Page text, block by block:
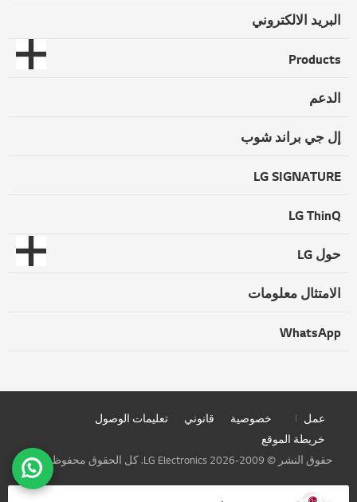
البريد الالكتروني
Products
الدعم
إل جي براند شوب
LG SIGNATURE
LG ThinQ
حول LG
الامتثال معلومات
WhatsApp
عمل خصوصية قانوني
تعليمات الوصول
خريطة الموقع
حقوق النشر © 2009-2026 LG Electronics. كل الحقوق محفوظة